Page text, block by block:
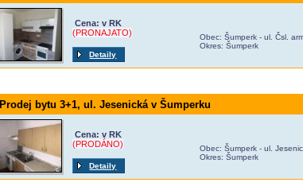
Cena: v RK
(PRONAJATO)
Detaily
Obec: Šumperk - ul. Čsl.
Okres: Šumperk
Prodej bytu 3+1, ul. Jesenická v Šumperku
Cena: v RK
(PRODÁNO)
Detaily
Obec: Šumperk - ul.
Okres: Šumperk